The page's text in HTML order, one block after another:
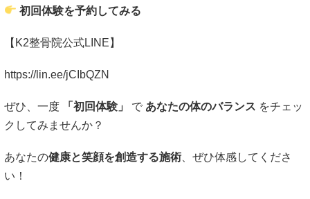
初回体験を予約してみる
【K2整骨院公式LINE】
https://lin.ee/jCIbQZN
ぜひ、一度 「初回体験」 で あなたの体のバランス をチェッ
クしてみませんか？
あなたの健康と笑顔を創造する施術、ぜひ体感してくださ
い！